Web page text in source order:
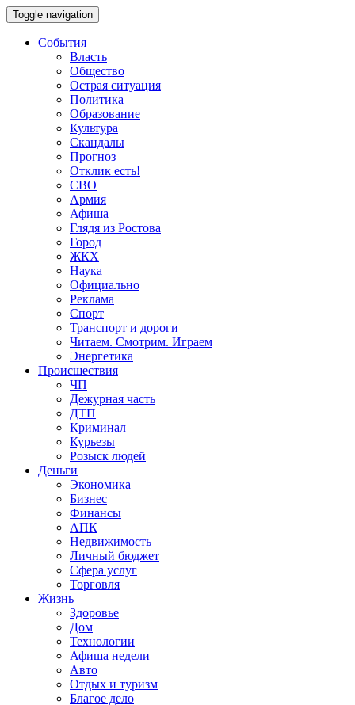
Toggle navigation
События
Власть
Общество
Острая ситуация
Политика
Образование
Культура
Скандалы
Прогноз
Отклик есть!
СВО
Армия
Афиша
Глядя из Ростова
Город
ЖКХ
Наука
Официально
Реклама
Спорт
Транспорт и дороги
Читаем. Смотрим. Играем
Энергетика
Происшествия
ЧП
Дежурная часть
ДТП
Криминал
Курьезы
Розыск людей
Деньги
Экономика
Бизнес
Финансы
АПК
Недвижимость
Личный бюджет
Сфера услуг
Торговля
Жизнь
Здоровье
Дом
Технологии
Афиша недели
Авто
Отдых и туризм
Благое дело